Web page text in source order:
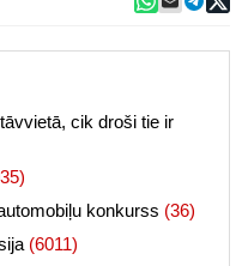
cik droši tie ir
konkurss (36)
(6011)